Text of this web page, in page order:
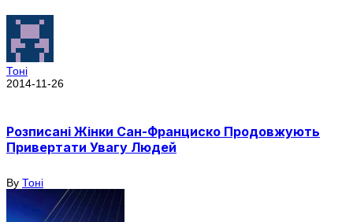
Тоні
2014-11-26
Розписані Жінки Сан-Франциско Продовжують
Привертати Увагу Людей
By Тоні